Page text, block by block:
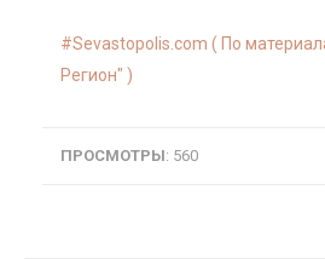
Sevastopolis.com ( По
Регион" )
ПРОСМОТРЫ: 560